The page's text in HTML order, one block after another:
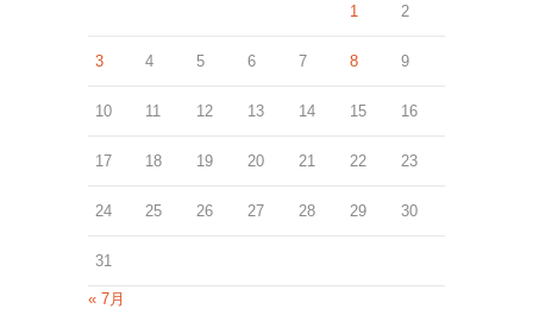
1 2
3 4 5 6 7 8 9
10 11 12 13 14 15 16
17 18 19 20 21 22 23
24 25 26 27 28 29 30
31
« 7月